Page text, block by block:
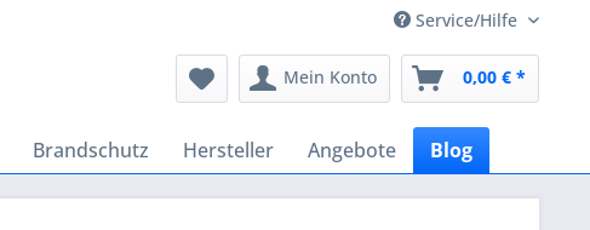
Service/Hilfe
Mein Konto 0,00 € *
Brandschutz Hersteller Angebote Blog